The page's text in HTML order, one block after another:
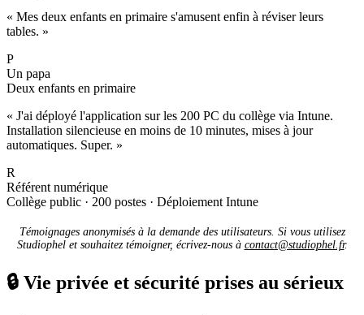
« Mes deux enfants en primaire s'amusent enfin à réviser leurs
tables. »
P
Un papa
Deux enfants en primaire
« J'ai déployé l'application sur les 200 PC du collège via Intune.
Installation silencieuse en moins de 10 minutes, mises à jour
automatiques. Super. »
R
Référent numérique
Collège public · 200 postes · Déploiement Intune
Témoignages anonymisés à la demande des utilisateurs. Si vous utilisez
Studiophel et souhaitez témoigner, écrivez-nous à contact@studiophel.fr.
🔒 Vie privée et sécurité prises au sérieux